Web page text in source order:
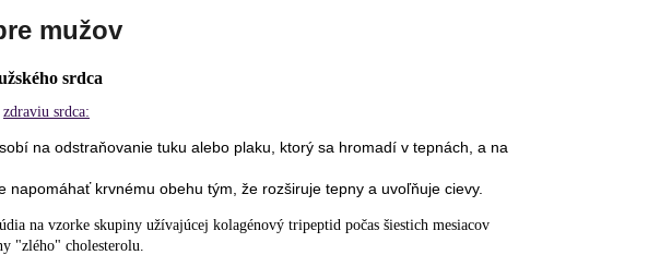
mužov
srdca
zdraviu srdca:
na odstraňovanie tuku alebo plaku, ktorý sa hromadí v tepnách, a na
krvnému obehu tým, že rozširuje tepny a uvoľňuje cievy.
na vzorke skupiny užívajúcej kolagénový tripeptid počas šiestich mesiacov
"zlého" cholesterolu.